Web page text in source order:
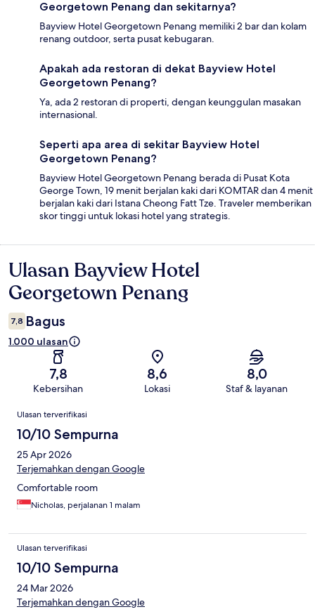
Georgetown Penang dan sekitarnya?
Bayview Hotel Georgetown Penang memiliki 2 bar dan kolam
renang outdoor, serta pusat kebugaran.
Apakah ada restoran di dekat Bayview Hotel
Georgetown Penang?
Ya, ada 2 restoran di properti, dengan keunggulan masakan
internasional.
Seperti apa area di sekitar Bayview Hotel
Georgetown Penang?
Bayview Hotel Georgetown Penang berada di Pusat Kota
George Town, 19 menit berjalan kaki dari KOMTAR dan 4 menit
berjalan kaki dari Istana Cheong Fatt Tze. Traveler memberikan
skor tinggi untuk lokasi hotel yang strategis.
Ulasan
Ulasan Bayview Hotel
Georgetown Penang
7,8 Bagus
1.000 ulasan
7,8
Kebersihan
8,6
Lokasi
8,0
Staf & layanan
Ulasan
Ulasan terverifikasi
10/10 Sempurna
25 Apr 2026
Terjemahkan dengan Google
Comfortable room
Nicholas, perjalanan 1 malam
Ulasan terverifikasi
10/10 Sempurna
24 Mar 2026
Terjemahkan dengan Google